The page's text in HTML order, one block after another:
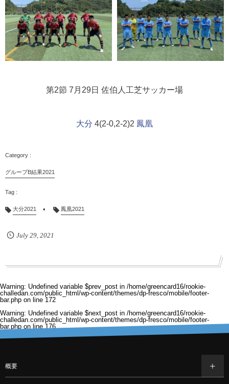
第2節 7月29日 佐伯人工芝サッカー場
大分 4(2-0,2-2)2 鳳凰
グループB結果2021
大分2021 鳳凰2021
July 29, 2021
Warning: Undefined variable $prev_post in /home/greencard16/rookie-
challedan.com/public_html/wp-content/themes/dp-fresco/mobile/footer-
bar.php on line 172
Warning: Undefined variable $next_post in /home/greencard16/rookie-
challedan.com/public_html/wp-content/themes/dp-fresco/mobile/footer-
bar.php on line176
概要